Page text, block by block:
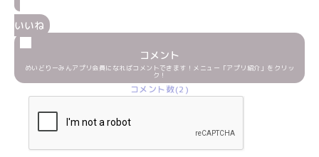
いいね
コメント
めいどりーみんアプリ会員になればコメントできます！メニュー「アプリ紹介」をクリッ
ク！
コメント数(2)